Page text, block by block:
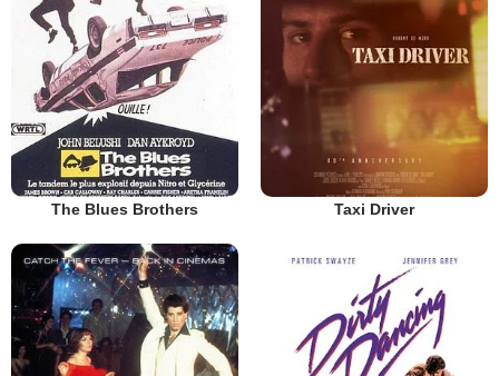
The Blues Brothers Taxi Driver